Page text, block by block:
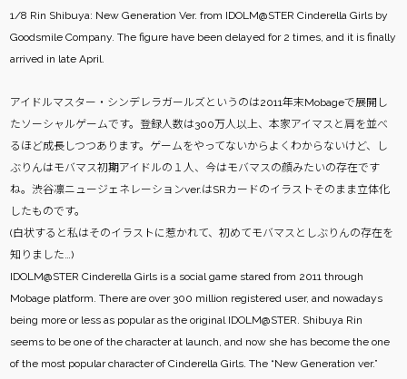
1/8 Rin Shibuya: New Generation Ver. from IDOLM@STER Cinderella Girls by
Goodsmile Company. The figure have been delayed for 2 times, and it is finally
arrived in late April.
アイドルマスター・シンデレラガールズというのは2011年末Mobageで展開し
たソーシャルゲームです。登録人数は300万人以上、本家アイマスと肩を並べ
るほど成長しつつあります。ゲームをやってないからよくわからないけど、し
ぶりんはモバマス初期アイドルの１人、今はモバマスの顔みたいの存在です
ね。渋谷凛ニュージェネレーションver.はSRカードのイラストそのまま立体化
したものです。
(白状すると私はそのイラストに惹かれて、初めてモバマスとしぶりんの存在を
知りました…)
IDOLM@STER Cinderella Girls is a social game stared from 2011 through
Mobage platform. There are over 300 million registered user, and nowadays
being more or less as popular as the original IDOLM@STER. Shibuya Rin
seems to be one of the character at launch, and now she has become the one
of the most popular character of Cinderella Girls. The “New Generation ver.”